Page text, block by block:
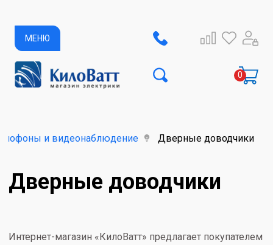
МЕНЮ
и видеонаблюдение Дверные доводчики
Дверные доводчики
Интернет-магазин «КилоВатт» предлагает покупателем